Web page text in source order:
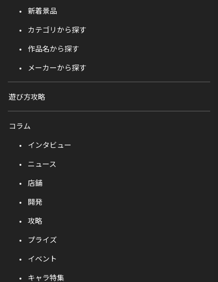
新着景品
カテゴリから探す
作品名から探す
メーカーから探す
遊び方攻略
コラム
インタビュー
ニュース
店舗
開発
攻略
プライズ
イベント
キャラ特集